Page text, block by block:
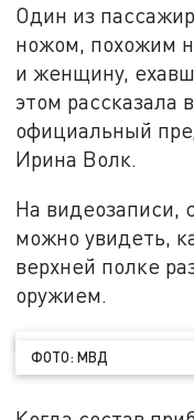
Один из
ножом, похожим
и женщину,
этом рассказала
официальный
Ирина Волк.
На видеозаписи,
можно увидеть,
верхней полке
оружием.
ФОТО: МВД